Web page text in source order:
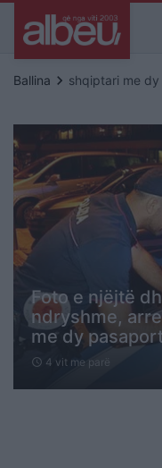
Ballina keyboard_arrow_right shqiptari me
Foto e njëjtë
ndryshme,
me dy
schedule 4 vit me parë